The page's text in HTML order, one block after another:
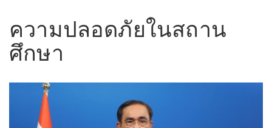
ความปลอดภัยในสถาน
ศึกษา